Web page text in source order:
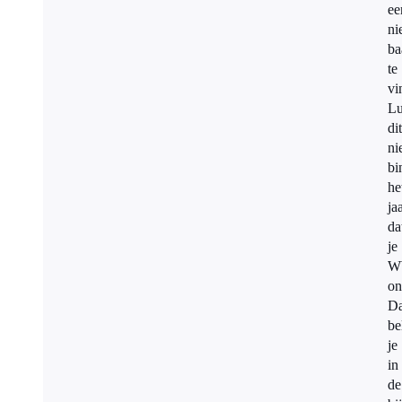
te
dit
je
je
in
de